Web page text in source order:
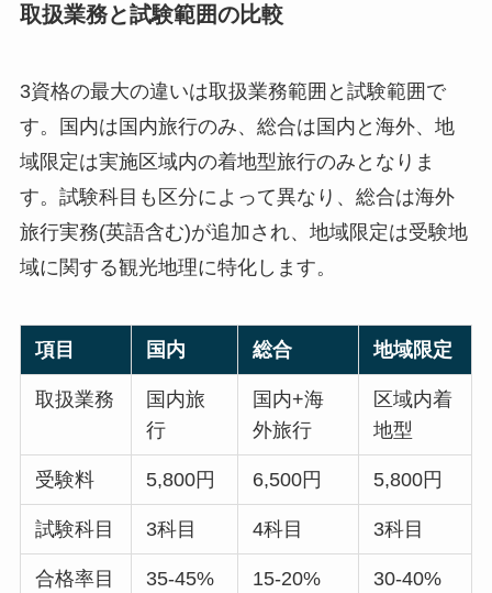
取扱業務と試験範囲の比較
3資格の最大の違いは取扱業務範囲と試験範囲で
す。国内は国内旅行のみ、総合は国内と海外、地
域限定は実施区域内の着地型旅行のみとなりま
す。試験科目も区分によって異なり、総合は海外
旅行実務(英語含む)が追加され、地域限定は受験地
域に関する観光地理に特化します。
項目 国内 総合 地域限定
取扱業務
国内旅
行
国内+海
外旅行
区域内着
地型
受験料 5,800円 6,500円 5,800円
試験科目 3科目 4科目 3科目
合格率目
35-45% 15-20% 30-40%